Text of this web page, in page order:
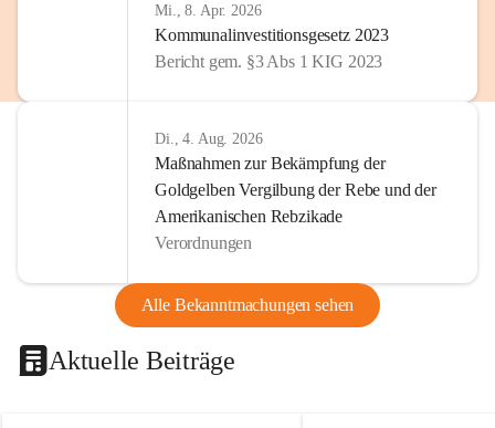
Mi., 8. Apr. 2026
Kommunalinvestitionsgesetz 2023
Bericht gem. §3 Abs 1 KIG 2023
Di., 4. Aug. 2026
Maßnahmen zur Bekämpfung der
Goldgelben Vergilbung der Rebe und der
Amerikanischen Rebzikade
Verordnungen
Alle Bekanntmachungen sehen
Aktuelle Beiträge